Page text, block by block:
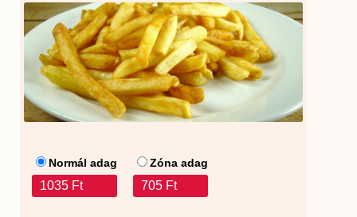
Normál adag
1035 Ft
Zóna adag
705 Ft